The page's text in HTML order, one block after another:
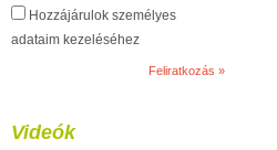
Hozzájárulok személyes
adataim kezeléséhez
Videók